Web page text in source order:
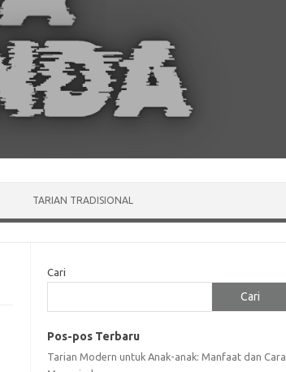
TARIAN TRADISIONAL
Cari
Cari
Pos-pos Terbaru
Tarian Modern untuk Anak-anak: Manfaat dan Cara